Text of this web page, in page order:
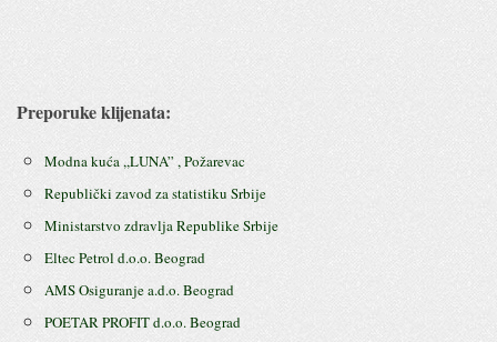
Preporuke klijenata:
Modna kuća ,,LUNA” , Požarevac
Republički zavod za statistiku Srbije
Ministarstvo zdravlja Republike Srbije
Eltec Petrol d.o.o. Beograd
AMS Osiguranje a.d.o. Beograd
POETAR PROFIT d.o.o. Beograd